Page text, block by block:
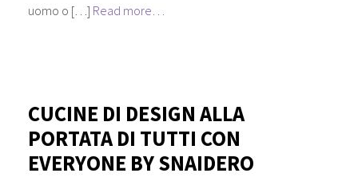
uomo o […] Read more…
CUCINE DI DESIGN ALLA
PORTATA DI TUTTI CON
EVERYONE BY SNAIDERO